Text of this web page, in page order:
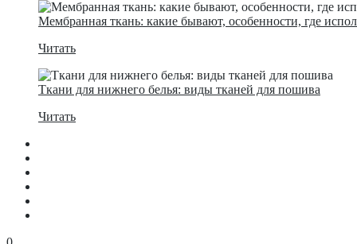
Мембранная ткань: какие бывают, особенности, где
Читать
Ткани для нижнего белья: виды тканей для пошива
Читать